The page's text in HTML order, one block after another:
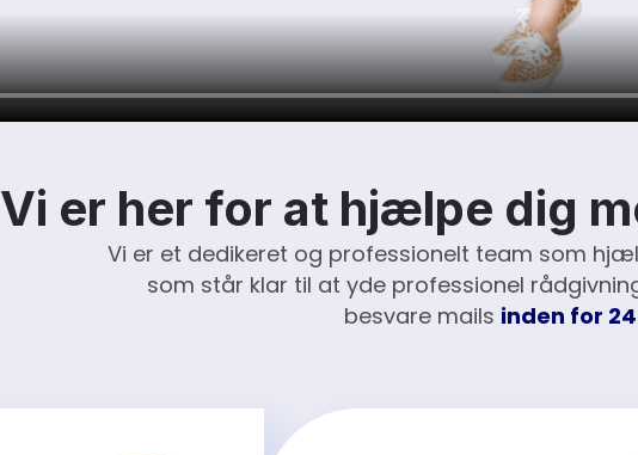
Vi er her for at hjælpe dig
Vi er et dedikeret og professionelt team som
som står klar til at yde professionel
besvare mails inden for